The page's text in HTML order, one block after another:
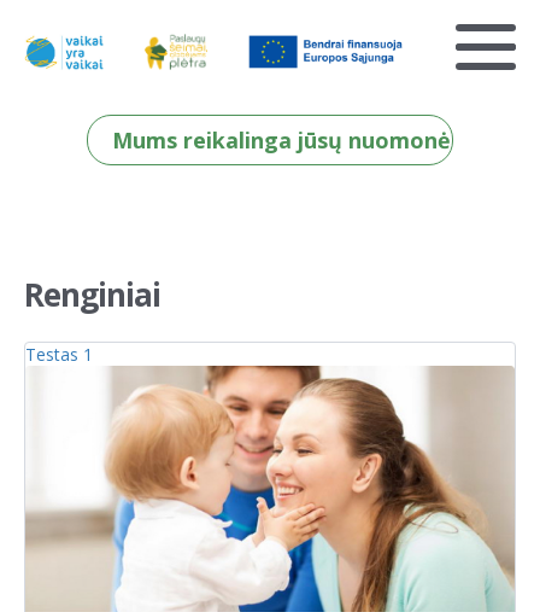
Mums reikalinga jūsų nuomonė
Renginiai
Testas 1